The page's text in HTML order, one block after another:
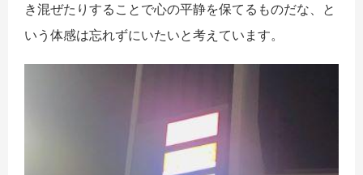
き混ぜたりすることで心の平静を保てるものだな、と
いう体感は忘れずにいたいと考えています。